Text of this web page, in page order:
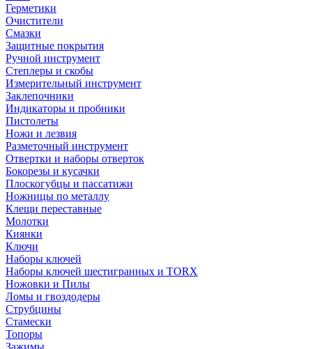
Герметики
Очистители
Смазки
Защитные покрытия
Ручной инструмент
Степлеры и скобы
Измерительный инструмент
Заклепочники
Индикаторы и пробники
Пистолеты
Ножи и лезвия
Разметочный инструмент
Отвертки и наборы отверток
Бокорезы и кусачки
Плоскогубцы и пассатижи
Ножницы по металлу
Клещи переставные
Молотки
Киянки
Ключи
Наборы ключей
Наборы ключей шестигранных и TORX
Ножовки и Пилы
Ломы и гвоздодеры
Струбцины
Стамески
Топоры
Зажимы